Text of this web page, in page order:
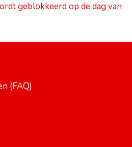
geblokkeerd op de dag van
(FAQ)